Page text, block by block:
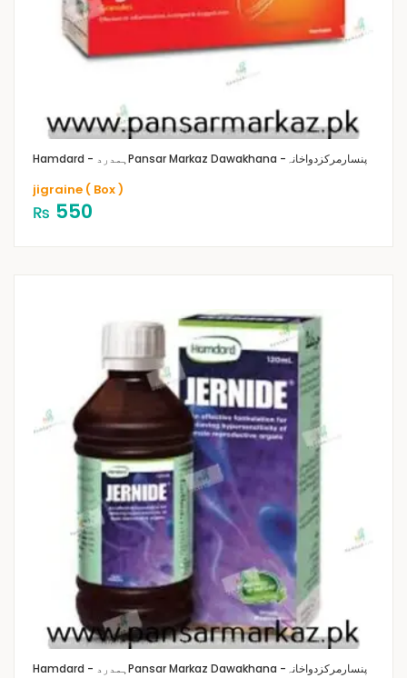
Hamdard - ہمدرد Pansar Markaz Dawakhana -پنسارمرکزدواخانہ
jigraine ( Box )
₨ 550
Hamdard - ہمدرد Pansar Markaz Dawakhana -پنسارمرکزدواخانہ